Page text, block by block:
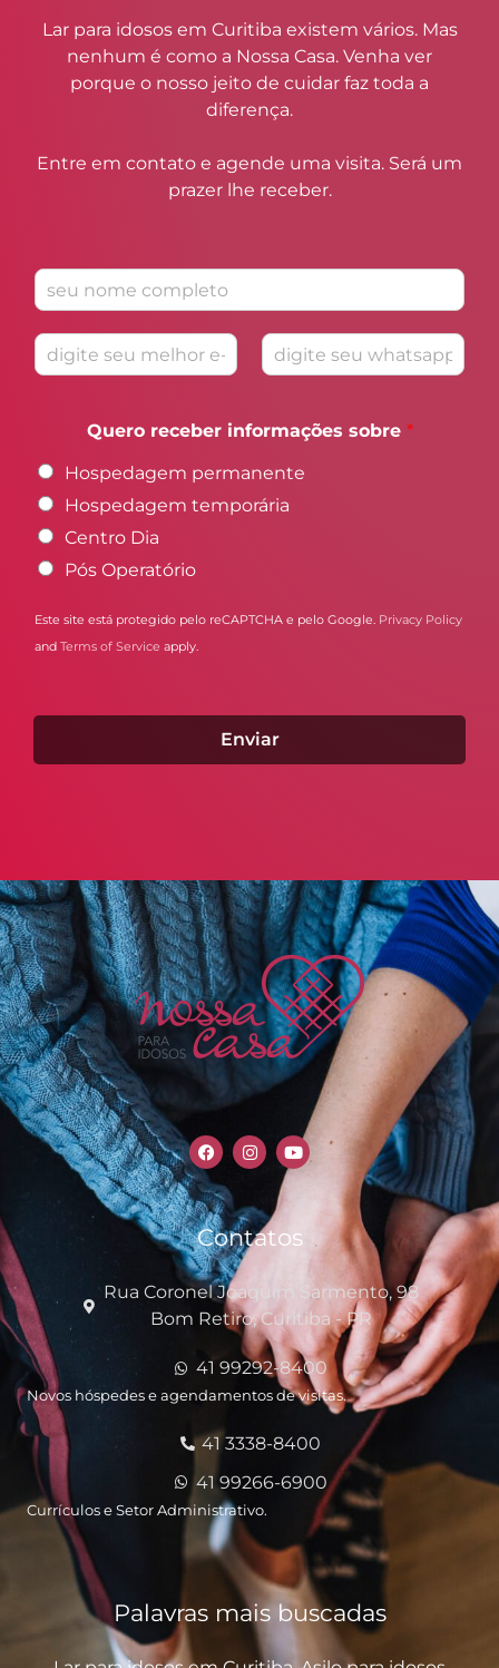
Lar para idosos em Curitiba existem vários. Mas
nenhum é como a Nossa Casa. Venha ver
porque o nosso jeito de cuidar faz toda a
diferença.
Entre em contato e agende uma visita. Será um
prazer lhe receber.
N
m
e
E
l
*
W
t
a
p
Quero receber informações sobre *
Hospedagem permanente
Hospedagem temporária
Centro Dia
Pós Operatório
Este site está protegido pelo reCAPTCHA e pelo Google. Privacy Policy
and Terms of Service apply.
Enviar
Contatos
Rua Coronel Joaquim Sarmento, 98
Bom Retiro, Curitiba - PR
41 99292-8400
Novos hóspedes e agendamentos de visitas.
41 3338-8400
41 99266-6900
Currículos e Setor Administrativo.
Palavras mais buscadas